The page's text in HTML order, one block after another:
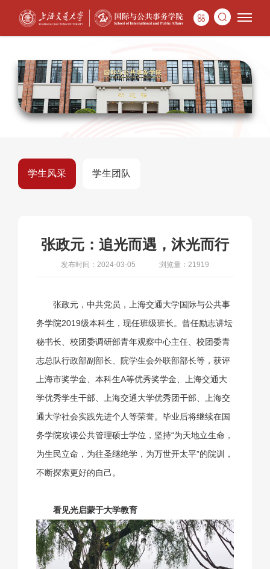
学生风采 学生团队
张政元：追光而遇，沐光而行
发布时间：2024-03-05 浏览量：21919
张政元，中共党员，上海交通大学国际与公共事
务学院2019级本科生，现任班级班长。曾任励志讲坛
秘书长、校团委调研部青年观察中心主任、校团委青
志总队行政部副部长、院学生会外联部部长等，获评
上海市奖学金、本科生A等优秀奖学金、上海交通大
学优秀学生干部、上海交通大学优秀团干部、上海交
通大学社会实践先进个人等荣誉。毕业后将继续在国
务学院攻读公共管理硕士学位，坚持“为天地立生命，
为生民立命，为往圣继绝学，为万世开太平”的院训，
不断探索更好的自己。
看见光启蒙于大学教育